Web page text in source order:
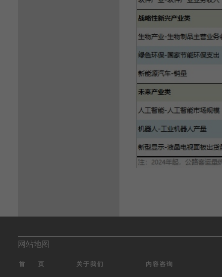
网站地图
首 页 关于我们 内容咨询